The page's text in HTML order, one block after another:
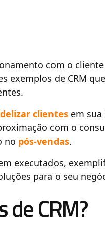
com o
exemplos de CRM
clientes em sua
com o
no pós-vendas.
executados,
para o seu
de CRM?